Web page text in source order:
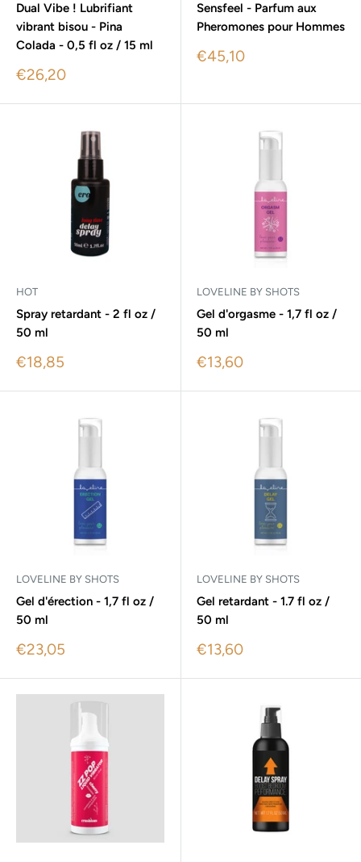
Dual Vibe ! Lubrifiant
vibrant bisou - Pina
Colada - 0,5 fl oz / 15 ml
Sale
€26,20
Sensfeel - Parfum aux
Pheromones pour Hommes
Sale
€45,10
HOT
Spray retardant - 2 fl oz /
50 ml
Sale
€18,85
LOVELINE BY SHOTS
Gel d'orgasme - 1,7 fl oz /
50 ml
Sale
€13,60
LOVELINE BY SHOTS
Gel d'érection - 1,7 fl oz /
50 ml
Sale
€23,05
LOVELINE BY SHOTS
Gel retardant - 1.7 fl oz /
50 ml
Sale
€13,60